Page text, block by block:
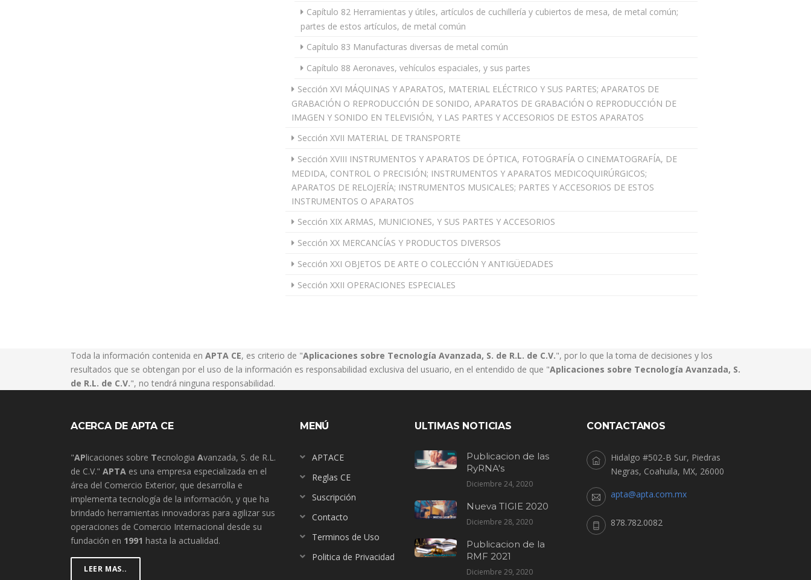
Capítulo 82 Herramientas y útiles, artículos de cuchillería y cubiertos de mesa, de metal común;
partes de estos artículos, de metal común
Capítulo 83 Manufacturas diversas de metal común
Capítulo 88 Aeronaves, vehículos espaciales, y sus partes
Sección XVI MÁQUINAS Y APARATOS, MATERIAL ELÉCTRICO Y SUS PARTES; APARATOS DE
GRABACIÓN O REPRODUCCIÓN DE SONIDO, APARATOS DE GRABACIÓN O REPRODUCCIÓN DE
IMAGEN Y SONIDO EN TELEVISIÓN, Y LAS PARTES Y ACCESORIOS DE ESTOS APARATOS
Sección XVII MATERIAL DE TRANSPORTE
Sección XVIII INSTRUMENTOS Y APARATOS DE ÓPTICA, FOTOGRAFÍA O CINEMATOGRAFÍA, DE
MEDIDA, CONTROL O PRECISIÓN; INSTRUMENTOS Y APARATOS MEDICOQUIRÚRGICOS;
APARATOS DE RELOJERÍA; INSTRUMENTOS MUSICALES; PARTES Y ACCESORIOS DE ESTOS
INSTRUMENTOS O APARATOS
Sección XIX ARMAS, MUNICIONES, Y SUS PARTES Y ACCESORIOS
Sección XX MERCANCÍAS Y PRODUCTOS DIVERSOS
Sección XXI OBJETOS DE ARTE O COLECCIÓN Y ANTIGÜEDADES
Sección XXII OPERACIONES ESPECIALES
Toda la información contenida en APTA CE, es criterio de "Aplicaciones sobre Tecnología Avanzada, S. de R.L. de C.V.", por lo que la toma de decisiones y los
resultados que se obtengan por el uso de la información es responsabilidad exclusiva del usuario, en el entendido de que "Aplicaciones sobre Tecnología Avanzada, S.
de R.L. de C.V.", no tendrá ninguna responsabilidad.
ACERCA DE APTA CE
"APlicaciones sobre Tecnologia Avanzada, S. de R.L.
de C.V." APTA es una empresa especializada en el
área del Comercio Exterior, que desarrolla e
implementa tecnología de la información, y que ha
brindado herramientas innovadoras para agilizar sus
operaciones de Comercio Internacional desde su
fundación en 1991 hasta la actualidad.
LEER MAS..
MENÚ
APTACE
Reglas CE
Suscripción
Contacto
Terminos de Uso
Politica de Privacidad
ULTIMAS NOTICIAS
Publicacion de las
RyRNA's
Diciembre 24, 2020
Nueva TIGIE 2020
Diciembre 28, 2020
Publicacion de la
RMF 2021
Diciembre 29, 2020
CONTACTANOS
Hidalgo #502-B Sur, Piedras
Negras, Coahuila, MX, 26000
apta@apta.com.mx
878.782.0082